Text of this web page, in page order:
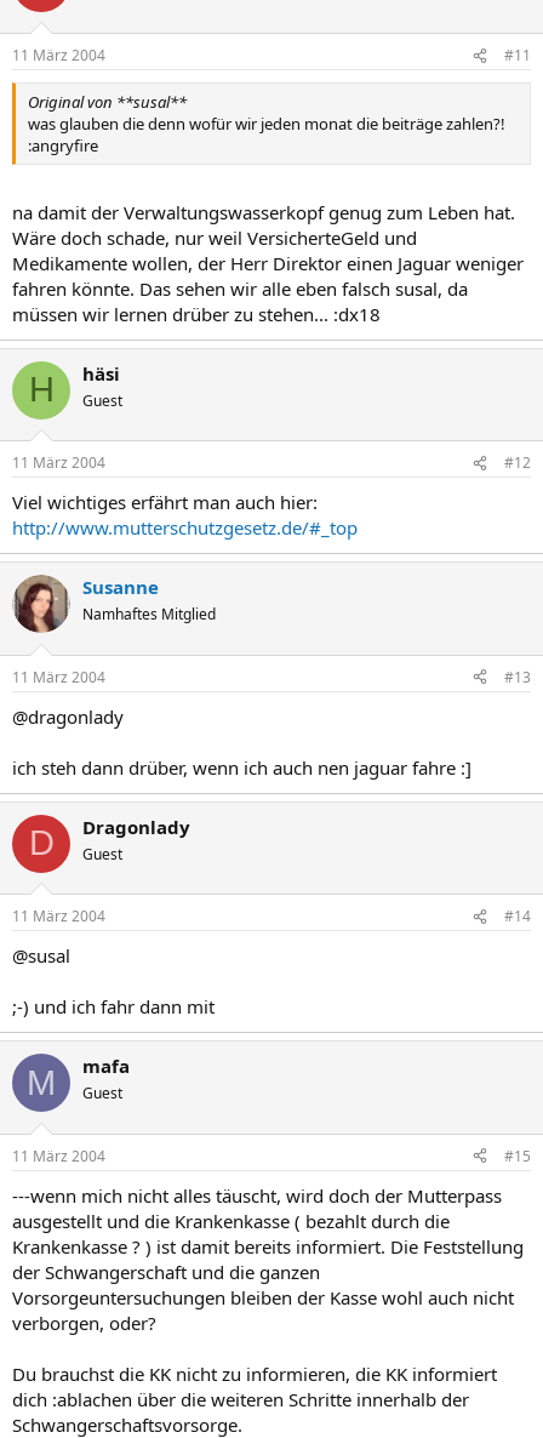
11 März 2004 #11
Original von **susal**
was glauben die denn wofür wir jeden monat die beiträge zahlen?!
:angryfire
na damit der Verwaltungswasserkopf genug zum Leben hat.
Wäre doch schade, nur weil VersicherteGeld und
Medikamente wollen, der Herr Direktor einen Jaguar weniger
fahren könnte. Das sehen wir alle eben falsch susal, da
müssen wir lernen drüber zu stehen... :dx18
H häsi
Guest
11 März 2004 #12
Viel wichtiges erfährt man auch hier:
http://www.mutterschutzgesetz.de/#_top
Susanne
Namhaftes Mitglied
11 März 2004 #13
@dragonlady
ich steh dann drüber, wenn ich auch nen jaguar fahre :]
D Dragonlady
Guest
11 März 2004 #14
@susal
;-) und ich fahr dann mit
M mafa
Guest
11 März 2004 #15
---wenn mich nicht alles täuscht, wird doch der Mutterpass
ausgestellt und die Krankenkasse ( bezahlt durch die
Krankenkasse ? ) ist damit bereits informiert. Die Feststellung
der Schwangerschaft und die ganzen
Vorsorgeuntersuchungen bleiben der Kasse wohl auch nicht
verborgen, oder?
Du brauchst die KK nicht zu informieren, die KK informiert
dich :ablachen über die weiteren Schritte innerhalb der
Schwangerschaftsvorsorge.